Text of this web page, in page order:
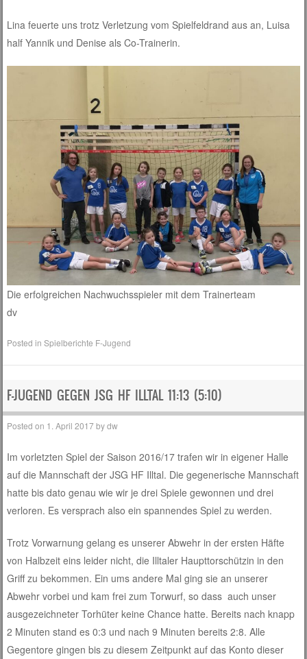
Lina feuerte uns trotz Verletzung vom Spielfeldrand aus an, Luisa
half Yannik und Denise als Co-Trainerin.
Die erfolgreichen Nachwuchsspieler mit dem Trainerteam
dv
Posted inSpielberichte F-Jugend
F-JUGEND GEGEN JSG HF ILLTAL 11:13 (5:10)
Posted on 1. April 2017bydw
Im vorletzten Spiel der Saison 2016/17 trafen wir in eigener Halle
auf die Mannschaft der JSG HF Illtal. Die gegenerische Mannschaft
hatte bis dato genau wie wir je drei Spiele gewonnen und drei
verloren. Es versprach also ein spannendes Spiel zu werden.
Trotz Vorwarnung gelang es unserer Abwehr in der ersten Häfte
von Halbzeit eins leider nicht, die Illtaler Haupttorschützin in den
Griff zu bekommen. Ein ums andere Mal ging sie an unserer
Abwehr vorbei und kam frei zum Torwurf, so dass auch unser
ausgezeichneter Torhüter keine Chance hatte. Bereits nach knapp
2 Minuten stand es 0:3 und nach 9 Minuten bereits 2:8. Alle
Gegentore gingen bis zu diesem Zeitpunkt auf das Konto dieser